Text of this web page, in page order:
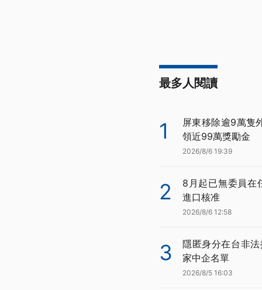
最多人閱讀
1
屏東移除逾9萬隻
領近99萬獎勵金
2026/8/6 19:39
2
8月起已無委員在
進口核准
2026/8/6 12:58
3
隱匿身分在台非
家中企名單
2026/8/5 16:03